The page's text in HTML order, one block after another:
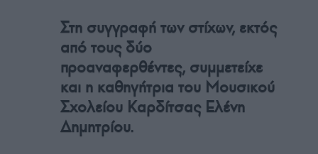
Στη συγγραφή των στίχων, εκτός
από τους δύο
προαναφερθέντες, συμμετείχε
και η καθηγήτρια του Μουσικού
Σχολείου Καρδίτσας Ελένη
Δημητρίου.